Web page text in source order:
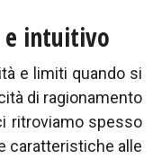
e intuitivo
e limiti quando si
di ragionamento
ritroviamo spesso
caratteristiche alle